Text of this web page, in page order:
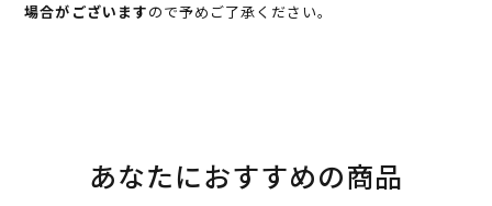
場合がございますので予めご了承ください。
あなたにおすすめの商品